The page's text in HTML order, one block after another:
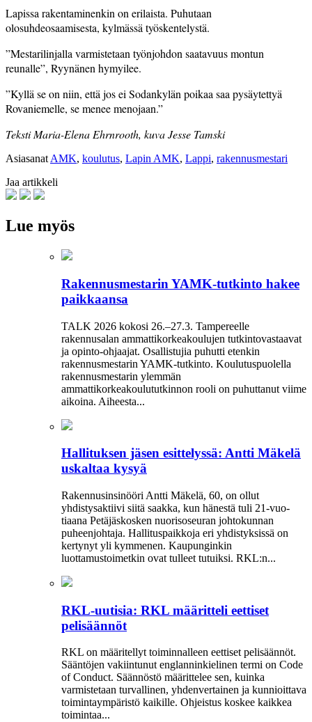
Lapissa rakentaminenkin on erilaista. Puhutaan
olosuhdeosaamisesta, kylmässä työskentelystä.
”Mestarilinjalla varmistetaan työnjohdon saatavuus montun
reunalle”, Ryynänen hymyilee.
”Kyllä se on niin, että jos ei Sodankylän poikaa saa pysäytettyä
Rovaniemelle, se menee menojaan.”
Teksti Maria-Elena Ehrnrooth, kuva Jesse Tamski
Asiasanat AMK, koulutus, Lapin AMK, Lappi, rakennusmestari
Jaa artikkeli
Lue myös
Rakennusmestarin YAMK-tutkinto hakee
paikkaansa
TALK 2026 kokosi 26.–27.3. Tampereelle
rakennusalan ammattikorkeakoulujen tutkintovastaavat
ja opinto-ohjaajat. Osallistujia puhutti etenkin
rakennusmestarin YAMK-tutkinto. Koulutuspuolella
rakennusmestarin ylemmän
ammattikorkeakoulututkinnon rooli on puhuttanut viime
­aikoina. ­Aiheesta...
Hallituksen jäsen esittelyssä: Antti Mäkelä
uskaltaa kysyä
Rakennusinsinööri Antti Mäkelä, 60, on ollut
yhdistysaktiivi siitä saakka, kun hänestä tuli 21-vuo­
tiaana Petäjäskosken nuoriso­seuran johtokunnan
puheenjohtaja. Hallituspaikkoja eri yhdistyksissä on
kertynyt yli kymmenen. Kaupunginkin
luottamustoimetkin ovat tulleet tutuiksi. RKL:n...
RKL-uutisia: RKL määritteli eettiset
pelisäännöt
RKL on määritellyt toiminnalleen eettiset peli­säännöt.
Sääntöjen vakiintunut englanninkielinen termi on Code
of Conduct. Säännöstö määrittelee sen, kuinka
varmistetaan turvallinen, yhdenvertainen ja kun­nioittava
toimintaympäristö kaikille. Ohjeistus koskee kaikkea
toimintaa...